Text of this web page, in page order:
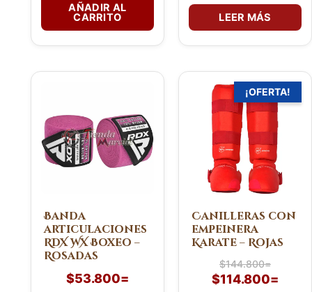
AÑADIR AL
CARRITO LEER MÁS
Banda
articulaciones
RDX WX Boxeo –
Rosadas
$53.800=
¡OFERTA!
Canilleras con
empeinera
Karate – Rojas
$144.800=
precio
original
era:
$144.800=.
$114.800=
El
es:
producto
múltiples
variantes.
opciones
pueden
elegir
en
página